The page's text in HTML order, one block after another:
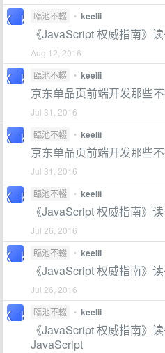
臨池不輟
• keelii
《JavaScript 权威指南》
Aug 12, 2016
臨池不輟
• keelii
京东单品页前端开发那些
Jul 31, 2016
臨池不輟
• keelii
京东单品页前端开发那些
Jul 31, 2016
臨池不輟
• keelii
《JavaScript 权威指南》
Jul 26, 2016
臨池不輟
• keelii
《JavaScript 权威指南》
Jul 26, 2016
臨池不輟
• keelii
《JavaScript 权威指南》
JavaScript